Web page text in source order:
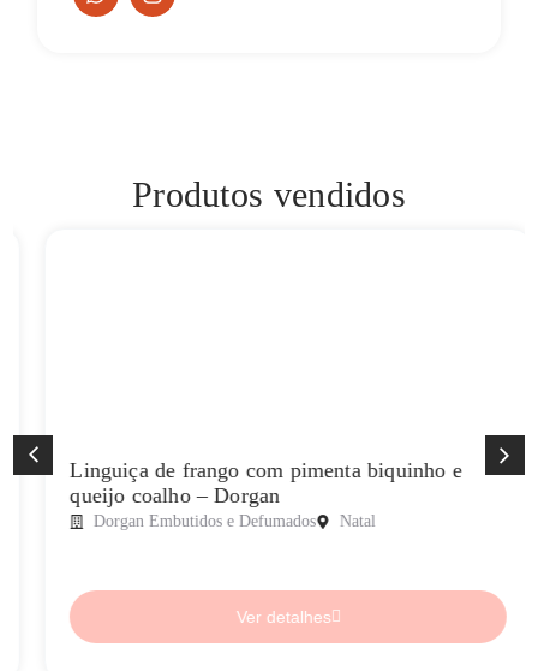
Produtos vendidos
Linguiça de frango com pimenta biquinho e
queijo coalho – Dorgan
Dorgan Embutidos e Defumados Natal
Ver detalhes